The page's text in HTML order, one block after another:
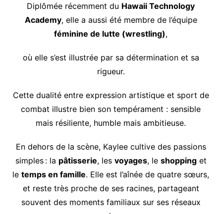
Diplômée récemment du Hawaii Technology
Academy, elle a aussi été membre de l’équipe
féminine de lutte (wrestling),
où elle s’est illustrée par sa détermination et sa
rigueur.
Cette dualité entre expression artistique et sport de
combat illustre bien son tempérament : sensible
mais résiliente, humble mais ambitieuse.
En dehors de la scène, Kaylee cultive des passions
simples : la pâtisserie, les voyages, le shoppinget
letemps en famille. Elle est l’aînée de quatre sœurs,
et reste très proche de ses racines, partageant
souvent des moments familiaux sur ses réseaux